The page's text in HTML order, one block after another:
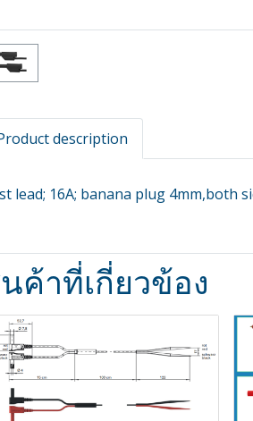
description
lead; 16A; banana plug 4mm,both
ค้าที่เกี่ยวข้อง